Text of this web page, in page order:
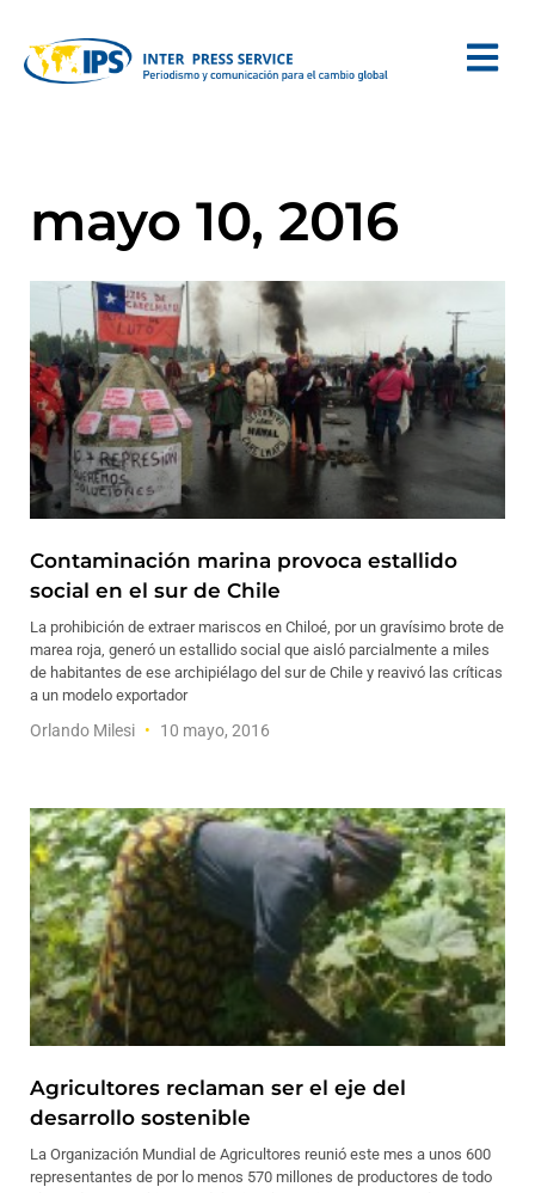
mayo 10, 2016
Contaminación marina provoca estallido
social en el sur de Chile
La prohibición de extraer mariscos en Chiloé, por un gravísimo brote de
marea roja, generó un estallido social que aisló parcialmente a miles
de habitantes de ese archipiélago del sur de Chile y reavivó las críticas
a un modelo exportador
Orlando Milesi 10 mayo, 2016
Agricultores reclaman ser el eje del
desarrollo sostenible
La Organización Mundial de Agricultores reunió este mes a unos 600
representantes de por lo menos 570 millones de productores de todo